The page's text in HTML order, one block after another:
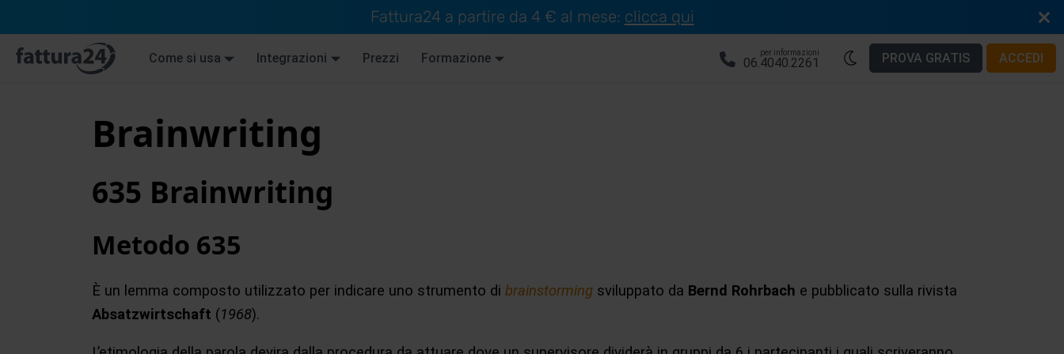
Fattura24 a partire da 4 € al mese: clicca qui
Come si usa Integrazioni Prezzi Formazione per informazioni
06.4040.2261 PROVA GRATIS ACCEDI
Brainwriting
635 Brainwriting
Metodo 635
È un lemma composto utilizzato per indicare uno strumento di brainstormingsviluppato da Bernd Rohrbach e pubblicato sulla rivista
Absatzwirtschaft (1968).